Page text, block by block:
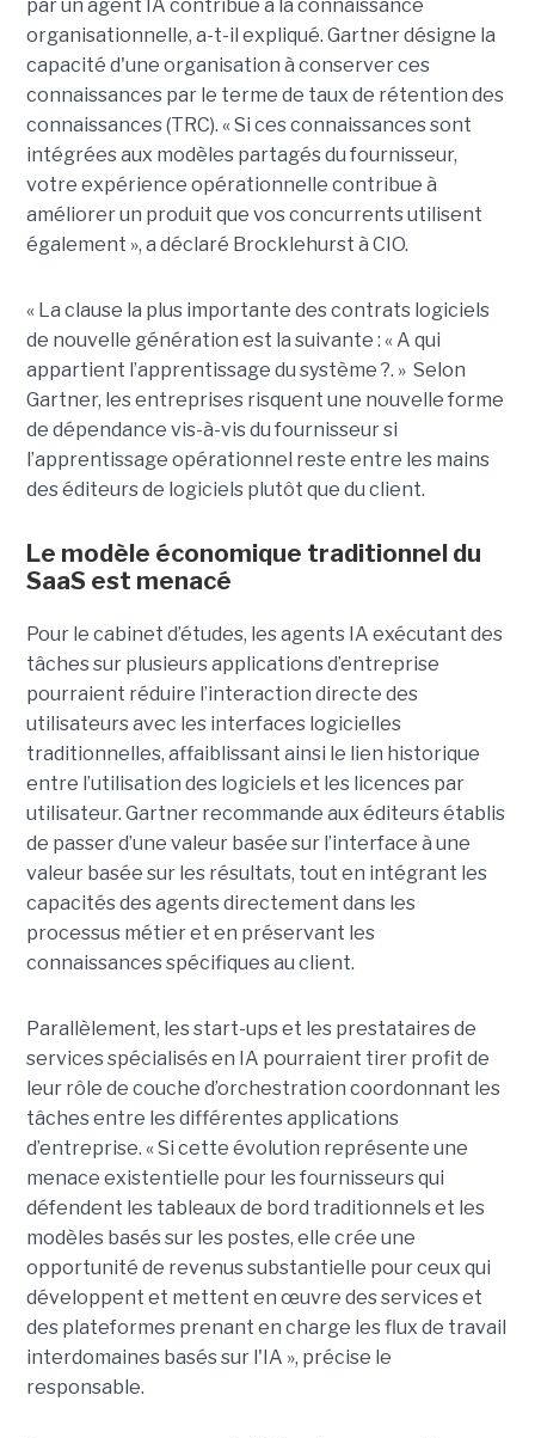
par un agent IA contribue à la connaissance
organisationnelle, a-t-il expliqué. Gartner désigne la
capacité d'une organisation à conserver ces
connaissances par le terme de taux de rétention des
connaissances (TRC). « Si ces connaissances sont
intégrées aux modèles partagés du fournisseur,
votre expérience opérationnelle contribue à
améliorer un produit que vos concurrents utilisent
également », a déclaré Brocklehurst à CIO.
« La clause la plus importante des contrats logiciels
de nouvelle génération est la suivante : « A qui
appartient l’apprentissage du système ?. » Selon
Gartner, les entreprises risquent une nouvelle forme
de dépendance vis-à-vis du fournisseur si
l’apprentissage opérationnel reste entre les mains
des éditeurs de logiciels plutôt que du client.
Le modèle économique traditionnel du
SaaS est menacé
Pour le cabinet d’études, les agents IA exécutant des
tâches sur plusieurs applications d’entreprise
pourraient réduire l’interaction directe des
utilisateurs avec les interfaces logicielles
traditionnelles, affaiblissant ainsi le lien historique
entre l’utilisation des logiciels et les licences par
utilisateur. Gartner recommande aux éditeurs établis
de passer d’une valeur basée sur l’interface à une
valeur basée sur les résultats, tout en intégrant les
capacités des agents directement dans les
processus métier et en préservant les
connaissances spécifiques au client.
Parallèlement, les start-ups et les prestataires de
services spécialisés en IA pourraient tirer profit de
leur rôle de couche d’orchestration coordonnant les
tâches entre les différentes applications
d’entreprise. « Si cette évolution représente une
menace existentielle pour les fournisseurs qui
défendent les tableaux de bord traditionnels et les
modèles basés sur les postes, elle crée une
opportunité de revenus substantielle pour ceux qui
développent et mettent en œuvre des services et
des plateformes prenant en charge les flux de travail
interdomaines basés sur l'IA », précise le
responsable.